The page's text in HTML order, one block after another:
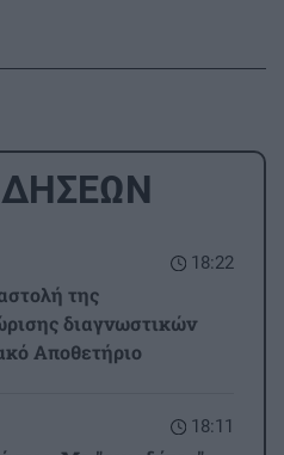
18:22
της
διαγνωστικών
Αποθετήριο
18:11